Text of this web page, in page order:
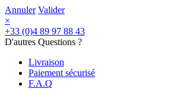
Annuler Valider
×
+33 (0)4 89 97 88 43
D'autres Questions ?
Livraison
Paiement sécurisé
F.A.Q